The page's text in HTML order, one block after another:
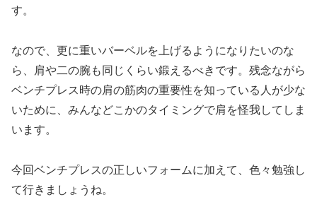
す。
なので、更に重いバーベルを上げるようになりたいのな
ら、肩や二の腕も同じくらい鍛えるべきです。残念ながら
ベンチプレス時の肩の筋肉の重要性を知っている人が少な
いために、みんなどこかのタイミングで肩を怪我してしま
います。
今回ベンチプレスの正しいフォームに加えて、色々勉強し
て行きましょうね。